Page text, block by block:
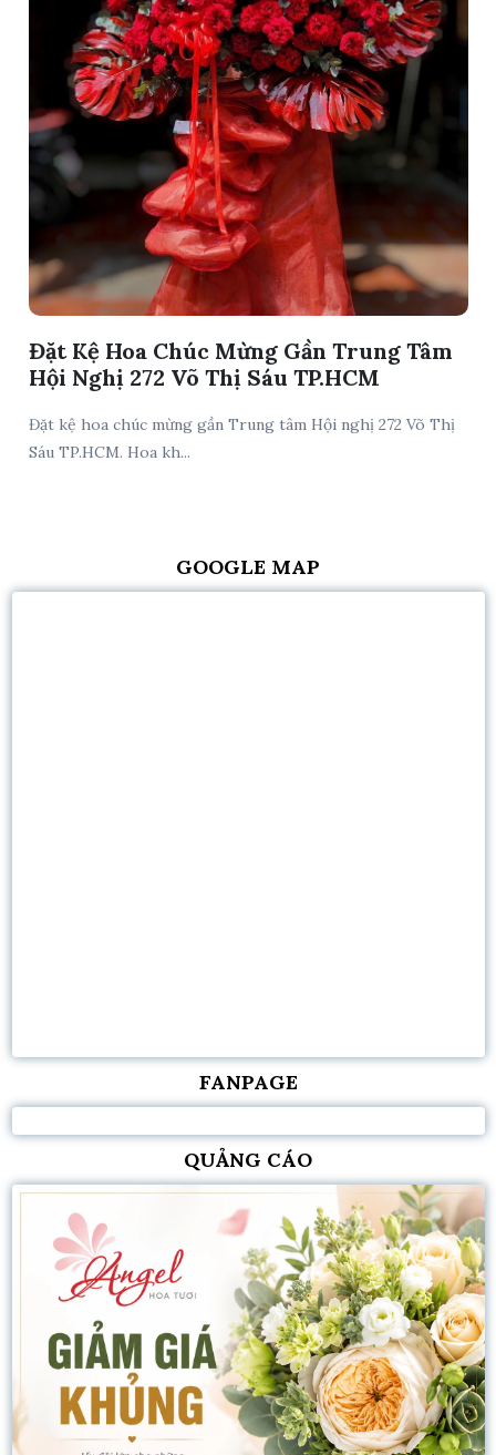
Đặt Kệ Hoa Chúc Mừng Gần Trung Tâm
Hội Nghị 272 Võ Thị Sáu TP.HCM
Đặt kệ hoa chúc mừng gần Trung tâm Hội nghị 272 Võ Thị
Sáu TP.HCM. Hoa kh...
GOOGLE MAP
FANPAGE
QUẢNG CÁO